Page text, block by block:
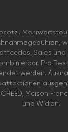
Sales und
Pro
werden.
Maison
und Widian.